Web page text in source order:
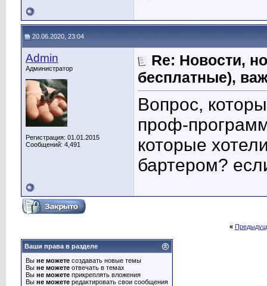
20.06.2020, 23:04
Admin
Администратор
Регистрация: 01.01.2015
Сообщений: 4,491
Re: Новости,
бесплатные),
Вопрос,
проф-
которые
бартером?
«
Ваши права в разделе
Вы не можете создавать новые темы
Вы не можете отвечать в темах
Вы не можете прикреплять вложения
Вы не можете редактировать свои сообщения